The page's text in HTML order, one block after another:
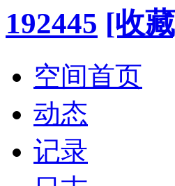
192445 [收
空间首页
动态
记录